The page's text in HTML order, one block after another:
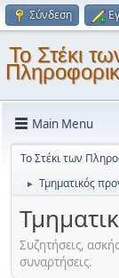
Σύνδεση
Το Στέκι
Main Menu
Το Στέκι των
► Τμηματικός
Συζητήσεις,
συναρτήσεις.